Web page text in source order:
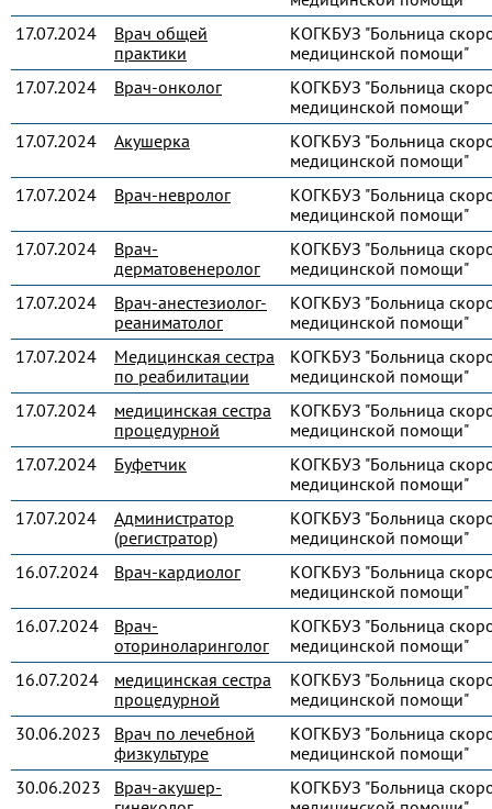
17.07.2024
Врач общей
практики
КОГКБУЗ "Больница
медицинской помощи"
17.07.2024
Врач-онколог
КОГКБУЗ "Больница
медицинской помощи"
17.07.2024
Акушерка
КОГКБУЗ "Больница
медицинской помощи"
17.07.2024
Врач-невролог
КОГКБУЗ "Больница
медицинской помощи"
17.07.2024
Врач-
дерматовенеролог
КОГКБУЗ "Больница
медицинской помощи"
17.07.2024
Врач-анестезиолог-
реаниматолог
КОГКБУЗ "Больница
медицинской помощи"
17.07.2024
Медицинская сестра
по реабилитации
КОГКБУЗ "Больница
медицинской помощи"
17.07.2024
медицинская сестра
процедурной
КОГКБУЗ "Больница
медицинской помощи"
17.07.2024
Буфетчик
КОГКБУЗ "Больница
медицинской помощи"
17.07.2024
Администратор
(регистратор)
КОГКБУЗ "Больница
медицинской помощи"
16.07.2024
Врач-кардиолог
КОГКБУЗ "Больница
медицинской помощи"
16.07.2024
Врач-
оториноларинголог
КОГКБУЗ "Больница
медицинской помощи"
16.07.2024
медицинская сестра
процедурной
КОГКБУЗ "Больница
медицинской помощи"
30.06.2023
Врач по лечебной
физкультуре
КОГКБУЗ "Больница
медицинской помощи"
30.06.2023
Врач-акушер-
КОГКБУЗ "Больница